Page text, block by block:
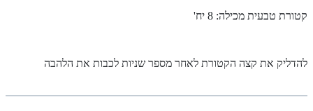
קטורת טבעית מכילה: 8 יח
'
להדליק את קצה הקטורת לאחר מספר שניות לכבות את הלהבה